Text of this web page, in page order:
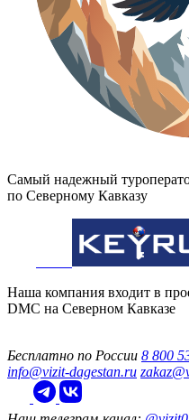
Самый надежный
по Северному Кавказу
Наша компания входит в
DMC на Северном Кавказе
Бесплатно по России 8 800
info@vizit-dagestan.ru